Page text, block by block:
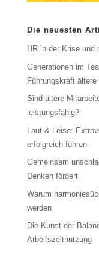
Die neuesten
HR in der Krise und
Generationen im
Führungskraft ältere
Sind ältere
leistungsfähig?
Laut & Leise:
erfolgreich führen
Gemeinsam
Denken fördert
Warum
werden
Die Kunst der
Arbeitszeitnutzung